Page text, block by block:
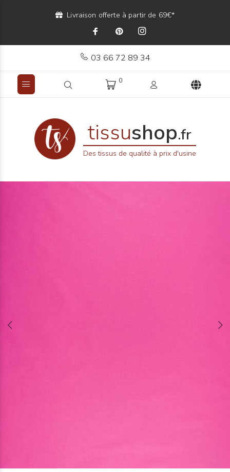
Livraison offerte à partir de 69€*
03 66 72 89 34
0
tissushop.fr
Des tissus de qualité à prix d'usine